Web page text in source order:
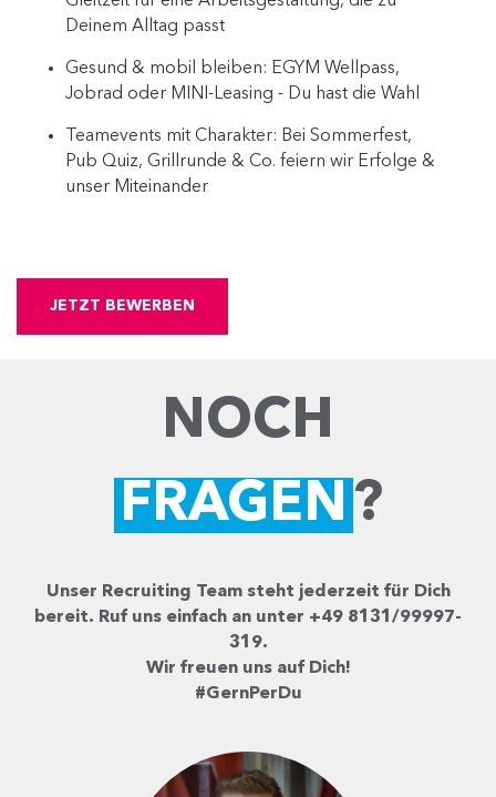
Deinem Alltag passt
Gesund & mobil bleiben: EGYM Wellpass,
Jobrad oder MINI-Leasing - Du hast die Wahl
Teamevents mit Charakter: Bei Sommerfest,
Pub Quiz, Grillrunde & Co. feiern wir Erfolge &
unser Miteinander
JETZT BEWERBEN
NOCH
FRAGEN ?
Unser Recruiting Team steht jederzeit für Dich
bereit. Ruf uns einfach an unter +49 8131/99997-
319.
Wir freuen uns auf Dich!
#GernPerDu